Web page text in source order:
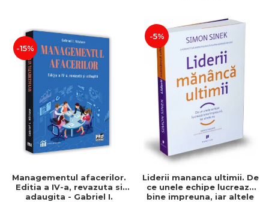
-15%
Managementul afacerilor.
Editia a IV-a, revazuta si
adaugita - Gabriel I.
-5%
Liderii mananca ultimii. De
ce unele echipe lucreaza
bine impreuna, iar altele